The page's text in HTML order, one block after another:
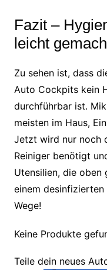
Fazit –
leicht
Zu sehen ist, dass
Auto Cockpits kein
durchführbar ist.
meisten im Haus,
Jetzt wird nur noch
Reiniger benötigt
Utensilien, die oben
einem
Wege!
Keine Produkte
Teile dein neues